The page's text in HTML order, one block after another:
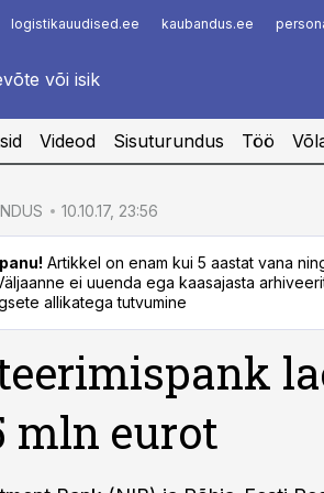
logistikauudised.ee kaubandus.ee
Infopank
Videod Sisuturundus Töö
10.10.17, 23:56
Artikkel on enam kui 5 aastat vana
ei uuenda ega kaasajasta
allikatega tutvumine
mln eurot